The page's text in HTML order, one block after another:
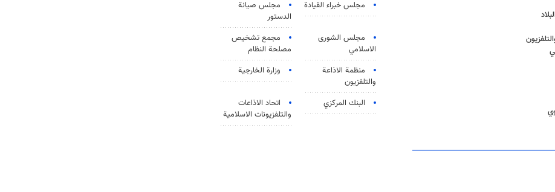
مجلس خبراء القيادة
مجلس صيانة
الدستور
مجلس الشورى
الاسلامي
مجمع تشخيص
مصلحة النظام
منظمة الاذاعة
والتلفزیون
وزارة الخارجية
البنك المركزي
اتحاد الاذاعات
والتلفزيونات الاسلامية